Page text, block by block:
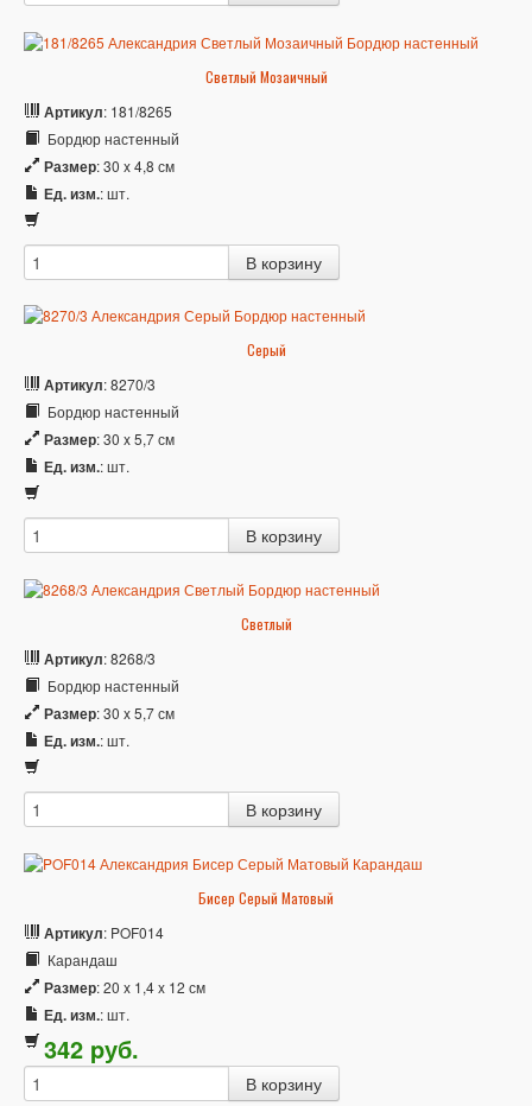
Светлый Мозаичный
Артикул: 181/8265
Бордюр настенный
Размер: 30 x 4,8 см
Ед. изм.: шт.
Серый
Артикул: 8270/3
Бордюр настенный
Размер: 30 x 5,7 см
Ед. изм.: шт.
Светлый
Артикул: 8268/3
Бордюр настенный
Размер: 30 x 5,7 см
Ед. изм.: шт.
Бисер Серый Матовый
Артикул: POF014
Карандаш
Размер: 20 x 1,4 x 12 см
Ед. изм.: шт.
342 pуб.